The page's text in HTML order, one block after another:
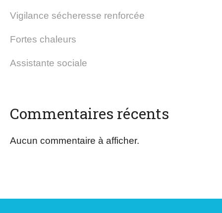
Vigilance sécheresse renforcée
Fortes chaleurs
Assistante sociale
Commentaires récents
Aucun commentaire à afficher.